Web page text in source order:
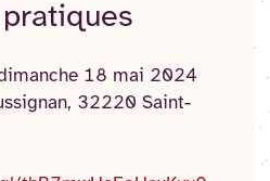
18 mai 2024
32220 Saint-